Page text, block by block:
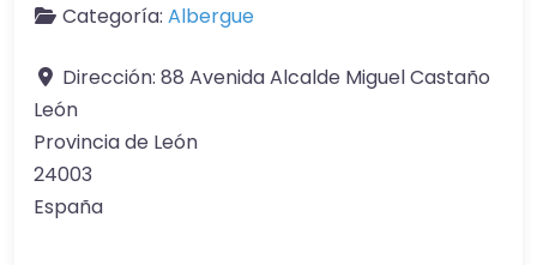
Categoría: Albergue
Dirección: 88 Avenida Alcalde Miguel Castaño
León
Provincia de León
24003
España